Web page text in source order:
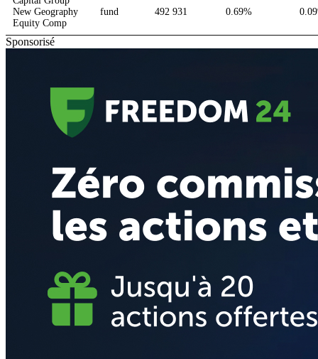
New Geography
Equity Comp
fund 492 931 0.69%
Sponsorisé